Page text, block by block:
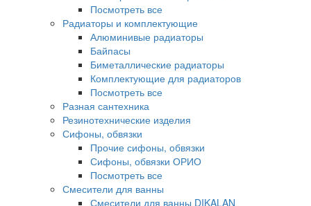
Посмотреть все
Радиаторы и комплектующие
Алюминивые радиаторы
Байпасы
Биметаллические радиаторы
Комплектующие для радиаторов
Посмотреть все
Разная сантехника
Резинотехнические изделия
Сифоны, обвязки
Прочие сифоны, обвязки
Сифоны, обвязки ОРИО
Посмотреть все
Смесители для ванны
Смесители для ванны DIKALAN